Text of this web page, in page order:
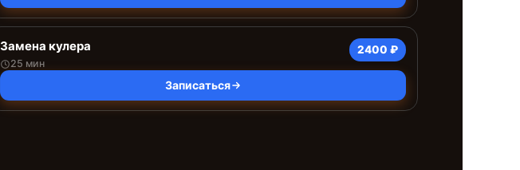
Замена кулера
25 мин
2400 ₽
Записаться